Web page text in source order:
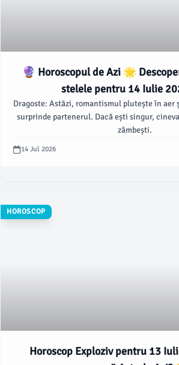
🔮 Horoscopul de Azi 🌟
stelele pentru 14 Iulie
Dragoste: Astăzi, romantismul plutește în aer
surprinde partenerul. Dacă ești singur,
zâmbești.
14 Jul 2026
HOROSCOP
Horoscop Exploziv pentru 13